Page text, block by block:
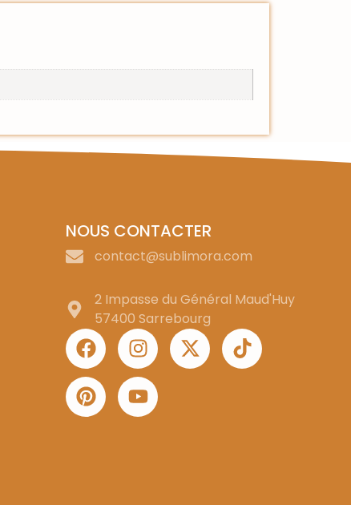
NOUS CONTACTER
contact@sublimora.com
2 Impasse du Général Maud'Huy
57400 Sarrebourg